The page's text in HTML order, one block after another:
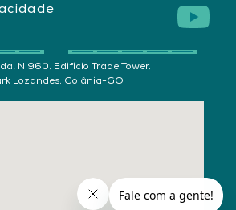
N 960. Edifício Trade Tower.
Lozandes. Goiânia-GO